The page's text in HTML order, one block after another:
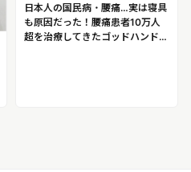
日本人の国民病・腰痛…実は寝具
も原因だった！腰痛患者10万人
超を治療してきたゴッドハンド整